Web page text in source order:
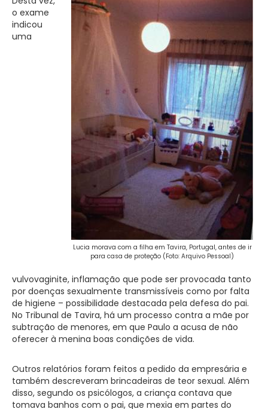
Lucia morava com a filha em Tavira, Portugal, antes de ir
para casa de proteção (Foto: Arquivo Pessoal)
o exame
indicou
uma
vulvovaginite, inflamação que pode ser provocada tanto
por doenças sexualmente transmissíveis como por falta
de higiene – possibilidade destacada pela defesa do pai.
No Tribunal de Tavira, há um processo contra a mãe por
subtração de menores, em que Paulo a acusa de não
oferecer à menina boas condições de vida.
Outros relatórios foram feitos a pedido da empresária e
também descreveram brincadeiras de teor sexual. Além
disso, segundo os psicólogos, a criança contava que
tomava banhos com o pai, que mexia em partes do